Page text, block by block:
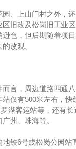
、上山门村之外，
区旧改及松岗旧工业
色，但后期随着项
改观。
而言，周边道路四通
仅有500米左右，快
湖客运站等，还有
州、珠海等。
地铁6号线松岗公园站